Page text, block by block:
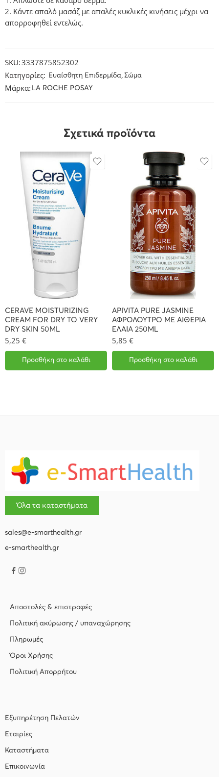
Κάντε απαλό μασάζ με απαλές κυκλικές κινήσεις μέχρι να
απορροφηθεί εντελώς.
SKU:3337875852302
Κατηγορίες:
Ευαίσθητη Επιδερμίδα, Σώμα
Μάρκα: LA ROCHE POSAY
Σχετικά προϊόντα
CERAVE MOISTURIZING
CREAM FOR DRY TO VERY
DRY SKIN 50ML
5,25 €
Προσθήκη στο καλάθι
APIVITA PURE JASMINE
ΑΦΡΟΛΟΥΤΡΟ ΜΕ ΑΙΘΕΡΙΑ
ΕΛΑΙΑ 250ML
5,85 €
Προσθήκη στο καλάθι
Όλα τα καταστήματα
sales@e-smarthealth.gr
e-smarthealth.gr
Αποστολές & επιστροφές
Πολιτική ακύρωσης / υπαναχώρησης
Πληρωμές
Όροι Χρήσης
Πολιτική Απορρήτου
Εξυπηρέτηση Πελατών
Εταιρίες
Καταστήματα
Επικοινωνία